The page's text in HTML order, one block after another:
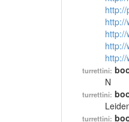
turrettini:
N
turrettini:
turrettini: